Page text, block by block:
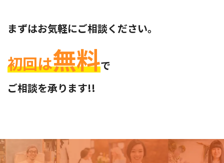
まずはお気軽にご相談ください。
初回は無料で
ご相談を承ります!!